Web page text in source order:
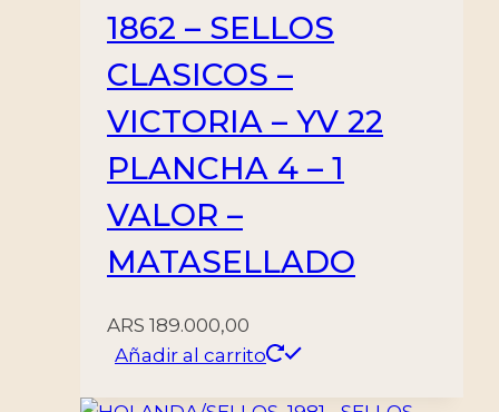
1862 – SELLOS
CLASICOS –
VICTORIA – YV 22
PLANCHA 4 – 1
VALOR –
MATASELLADO
ARS 189.000,00
Añadir al carrito